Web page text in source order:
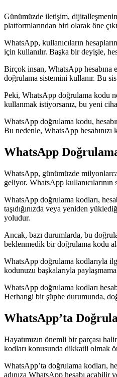
Günümüzde iletişim,
platformlarından biri olarak öne
WhatsApp, kullanıcıların
için kullanılır. Başka bir deyişle,
Birçok insan, WhatsApp hesabına
doğrulama sistemini kullanır. Bu
Peki, WhatsApp doğrulama kodu
kullanmak istiyorsanız, bu yeni
WhatsApp doğrulama kodu,
Bu nedenle, WhatsApp
WhatsApp
WhatsApp, günümüzde
geliyor. WhatsApp
WhatsApp doğrulama kodları,
taşıdığınızda veya yeniden
yoludur.
Ancak, bazı durumlarda, bu
beklenmedik bir doğrulama kodu
WhatsApp doğrulama kodlarıyla
kodunuzu başkalarıyla
WhatsApp doğrulama kodları
Herhangi bir şüphe durumunda,
WhatsApp’ta
Hayatımızın önemli bir parçası
kodları konusunda dikkatli olmak
WhatsApp’ta doğrulama kodları,
adınıza WhatsApp hesabı